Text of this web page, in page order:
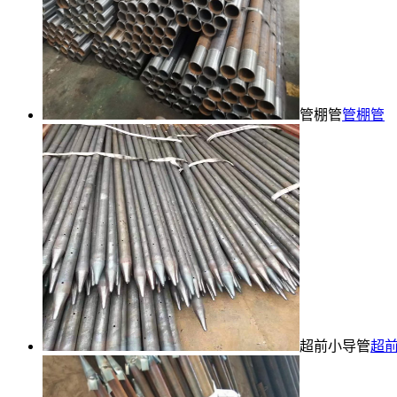
管棚管管棚管
超前小导管超